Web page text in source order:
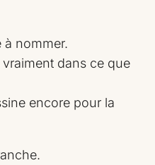
à nommer.
dans ce que
encore pour la